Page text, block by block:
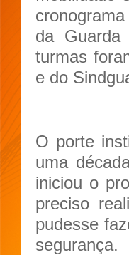
da
turmas
e do
O porte
uma
iniciou o
preciso
pudesse
segurança.